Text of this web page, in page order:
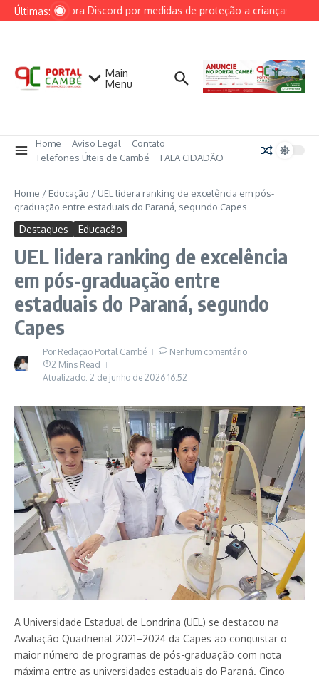
Ir para o conteúdo
Últimas:
AGU cobra Discord por medidas de proteção a crianças após
Main
Menu
Home Aviso Legal
Contato
Telefones Úteis de Cambé
FALA CIDADÃO
Home / Educação / UEL lidera ranking de excelência em pós-
graduação entre estaduais do Paraná, segundo Capes
Destaques Educação
UEL lidera ranking de excelência
em pós-graduação entre
estaduais do Paraná, segundo
Capes
Por Redação Portal Cambé
Nenhum comentário
2 Mins Read
Atualizado: 2 de junho de 2026 16:52
A Universidade Estadual de Londrina (UEL) se destacou na
Avaliação Quadrienal 2021–2024 da Capes ao conquistar o
maior número de programas de pós-graduação com nota
máxima entre as universidades estaduais do Paraná. Cinco